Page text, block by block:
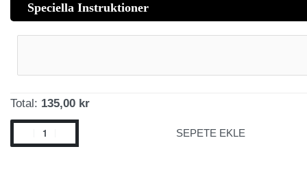
Speciella Instruktioner
Total: 135,00 kr
SEPETE EKLE